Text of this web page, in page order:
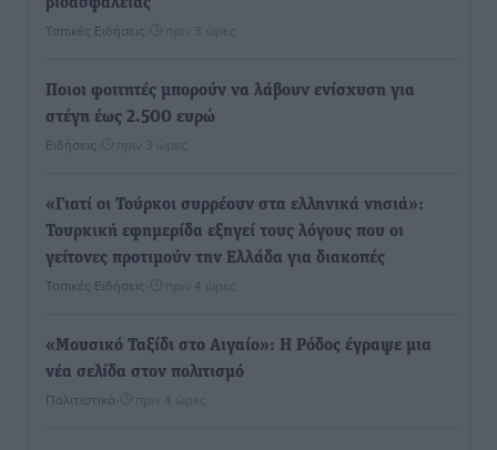
Τοπικές Ειδήσεις πριν 3 ώρες
Ποιοι φοιτητές μπορούν να λάβουν ενίσχυση για
στέγη έως 2.500 ευρώ
Ειδήσεις πριν 3 ώρες
«Γιατί οι Τούρκοι συρρέουν στα ελληνικά νησιά»:
Τουρκική εφημερίδα εξηγεί τους λόγους που οι
γείτονες προτιμούν την Ελλάδα για διακοπές
Τοπικές Ειδήσεις πριν 4 ώρες
«Μουσικό Ταξίδι στο Αιγαίο»: Η Ρόδος έγραψε μια
νέα σελίδα στον πολιτισμό
Πολιτιστικά πριν 4 ώρες